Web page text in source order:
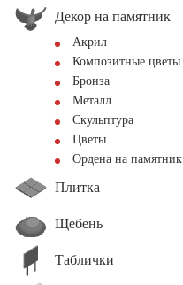
Декор на памятник
Акрил
Композитные цветы
Бронза
Металл
Скульптура
Цветы
Ордена на памятник
Плитка
Щебень
Таблички